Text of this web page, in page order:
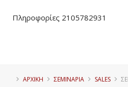
Πληροφορίες 2105782931
ΑΡΧΙΚΗ ΣΕΜΙΝΑΡΙΑ SALES